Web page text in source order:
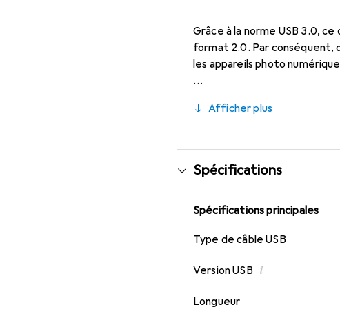
Grâce à la norme USB 3.0,
format 2.0. Par conséquent,
les appareils photo
Afficher plus
Spécifications
Spécifications principales
Type de câble USB
Version USB i
Longueur